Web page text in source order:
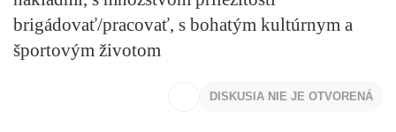
brigádovať/pracovať, s bohatým kultúrnym a
športovým životom
DISKUSIA NIE JE OTVORENÁ